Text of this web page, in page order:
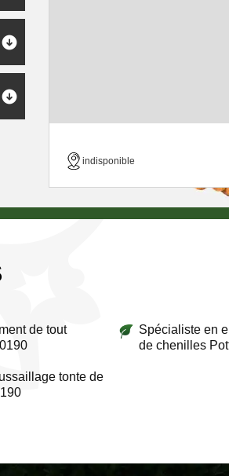
indisponible
de tout
tonte de
Spécialiste en
de chenilles